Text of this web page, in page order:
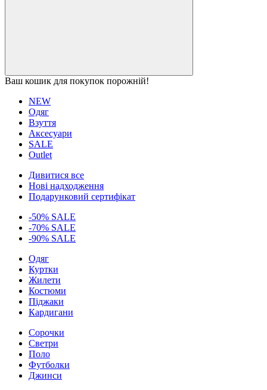
Ваш кошик для покупок порожній!
NEW
Одяг
Взуття
Аксесуари
SALE
Outlet
Дивитися все
Нові надходження
Подарунковий сертифікат
-50% SALE
-70% SALE
-90% SALE
Одяг
Куртки
Жилети
Костюми
Піджаки
Кардигани
Сорочки
Светри
Поло
Футболки
Джинси